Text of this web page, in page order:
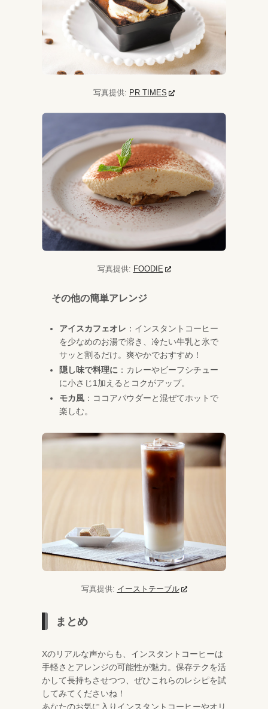
写真提供: PR TIMES
写真提供: FOODIE
その他の簡単アレンジ
アイスカフェオレ ：インスタントコーヒー
を少なめのお湯で溶き、冷たい牛乳と氷で
サッと割るだけ。爽やかでおすすめ！
隠し味で料理に ：カレーやビーフシチュー
に小さじ1加えるとコクがアップ。
モカ風：ココアパウダーと混ぜてホットで
楽しむ。
写真提供: イーストテーブル
まとめ
Xのリアルな声からも、インスタントコーヒーは
手軽さとアレンジの可能性が魅力。保存テクを活
かして長持ちさせつつ、ぜひこれらのレシピを試
してみてくださいね！
あなたのお気に入りインスタントコーヒーやオリ